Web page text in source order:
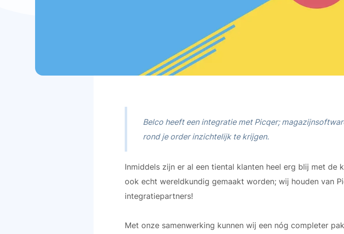
Belco heeft een integratie met Picqer;
rond je order inzichtelijk te krijgen.
Inmiddels zijn er al een tiental klanten heel erg blij met de
ook echt wereldkundig gemaakt worden; wij houden van
integratiepartners!
Met onze samenwerking kunnen wij een nóg completer